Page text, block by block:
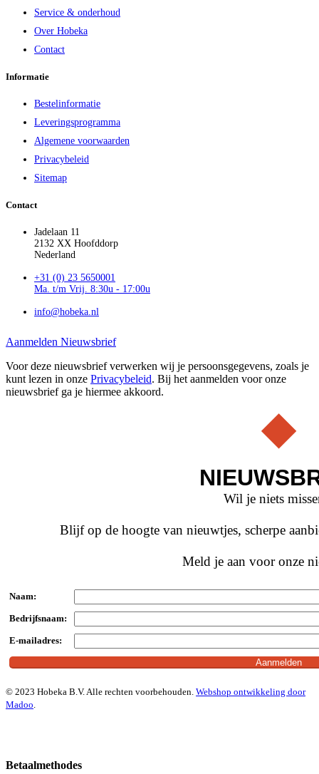
Service & onderhoud
Over Hobeka
Contact
Informatie
Bestelinformatie
Leveringsprogramma
Algemene voorwaarden
Privacybeleid
Sitemap
Contact
Jadelaan 11
2132 XX Hoofddorp
Nederland
+31 (0) 23 5650001
Ma. t/m Vrij. 8:30u - 17:00u
info@hobeka.nl
Aanmelden Nieuwsbrief
Voor deze nieuwsbrief verwerken wij je persoonsgegevens, zoals je
kunt lezen in onze Privacybeleid. Bij het aanmelden voor onze
nieuwsbrief ga je hiermee akkoord.
Wil je niets
Blijf op de hoogte van nieuwtjes, scherpe
Meld je aan voor onze
Naam:
Bedrijfsnaam:
E-mailadres:
© 2023 Hobeka B.V. Alle rechten voorbehouden. Webshop ontwikkeling door
Madoo.
Betaalmethodes